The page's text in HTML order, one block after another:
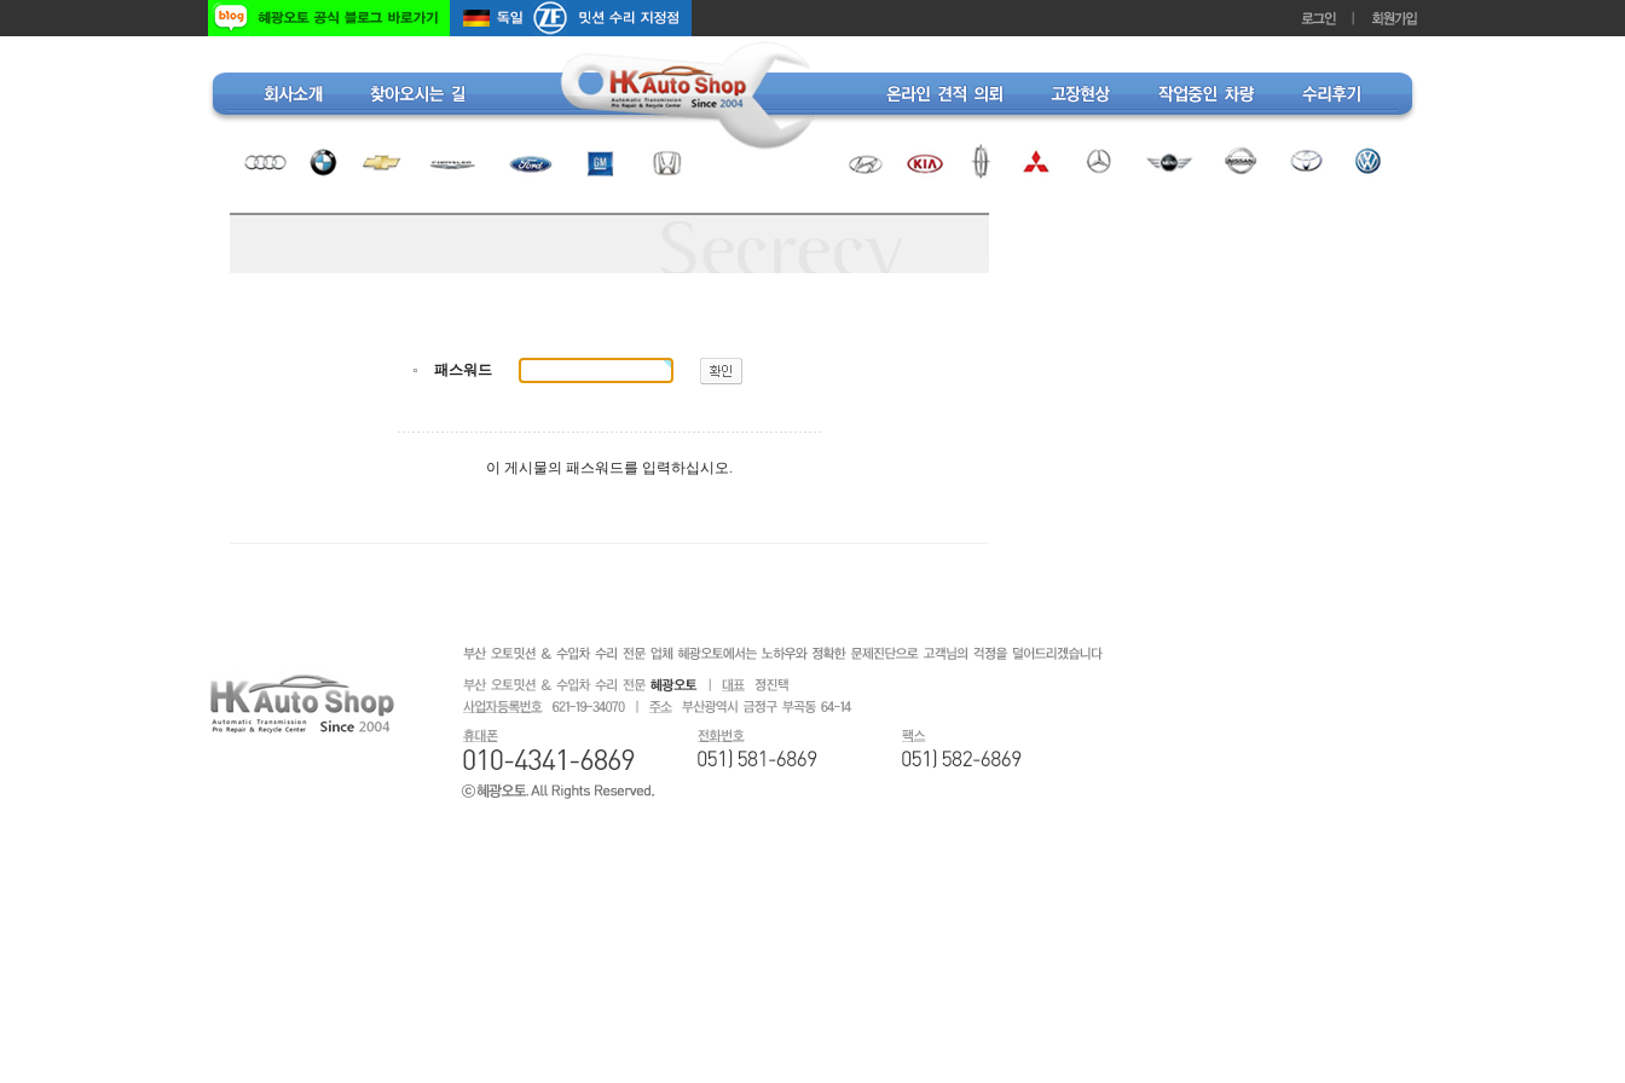
패스워드
이 게시물의 패스워드를 입력하십시오.